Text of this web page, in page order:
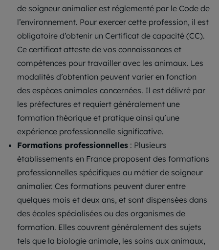
de soigneur animalier est réglementé par le Code de
l’environnement. Pour exercer cette profession, il est
obligatoire d’obtenir un Certificat de capacité (CC).
Ce certificat atteste de vos connaissances et
compétences pour travailler avec les animaux. Les
modalités d’obtention peuvent varier en fonction
des espèces animales concernées. Il est délivré par
les préfectures et requiert généralement une
formation théorique et pratique ainsi qu’une
expérience professionnelle significative.
Formations professionnelles : Plusieurs
établissements en France proposent des formations
professionnelles spécifiques au métier de soigneur
animalier. Ces formations peuvent durer entre
quelques mois et deux ans, et sont dispensées dans
des écoles spécialisées ou des organismes de
formation. Elles couvrent généralement des sujets
tels que la biologie animale, les soins aux animaux,